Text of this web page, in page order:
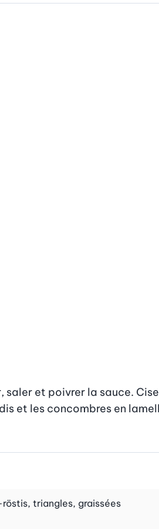
saler et poivrer la sauce.
et les concombres en
triangles, graissées